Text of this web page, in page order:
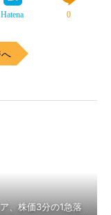
Hatena 0
、株価3分の1急落